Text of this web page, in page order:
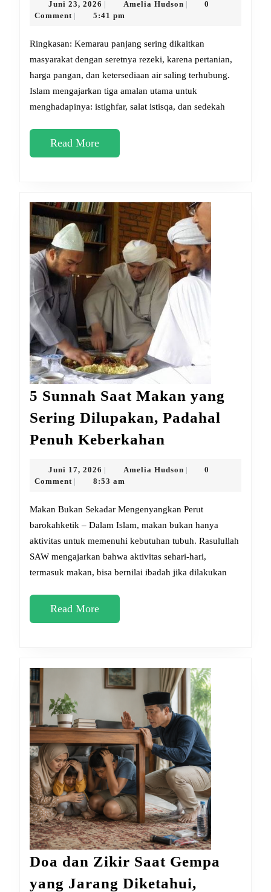
Saat
Kemarau
Panjang
Agar
Rezeki
Tetap
Lancar
Juni 23, 2026 Juni
23,
Amelia HudsonAmelia
0
Comment
5:41 pm
Ringkasan: Kemarau panjang sering dikaitkan
masyarakat dengan seretnya rezeki, karena pertanian,
harga pangan, dan ketersediaan air saling terhubung.
Islam mengajarkan tiga amalan utama untuk
menghadapinya: istighfar, salat istisqa, dan sedekah
Read MoreRead
More
5 Sunnah Saat Makan yang
Sering Dilupakan, Padahal
Penuh Keberkahan
Saat
yang
Sering
Dilupakan,
Padahal
Penuh
Juni 17, 2026 Juni
17,
Amelia HudsonAmelia
0
Comment
8:53 am
Makan Bukan Sekadar Mengenyangkan Perut
barokahketik – Dalam Islam, makan bukan hanya
aktivitas untuk memenuhi kebutuhan tubuh. Rasulullah
SAW mengajarkan bahwa aktivitas sehari-hari,
termasuk makan, bisa bernilai ibadah jika dilakukan
Read MoreRead
More
Doa dan Zikir Saat Gempa
yang Jarang Diketahui,